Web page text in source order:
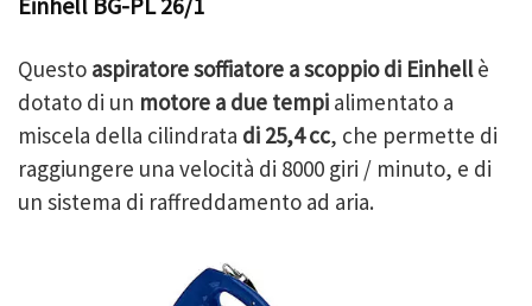
Questo aspiratore soffiatore a scoppio di Einhellè
dotato di un motore a due tempi alimentato a
miscela della cilindrata di 25,4 cc, che permette di
raggiungere una velocità di 8000 giri / minuto, e di
un sistema di raffreddamento ad aria.